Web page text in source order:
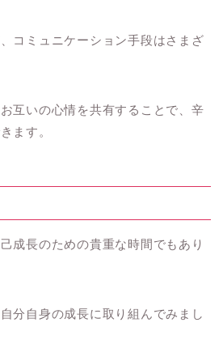
コミュニケーション手段はさまざ
互いの心情を共有することで、辛
ます。
成長のための貴重な時間でもあり
分自身の成長に取り組んでみまし